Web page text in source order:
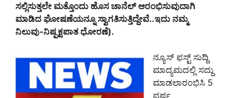
ಸಲ್ಲಿಸುತ್ತಲೇ ಮತ್ತೊಂದು ಹೊಸ ಚಾನೆಲ್‌ ಆರಂಭಿಸುವುದಾಗಿ
ಮಾಡಿದ ಘೋಷಣೆಯನ್ನೂ ಸ್ವಾಗತಿಸುತ್ತಿದ್ದೇವೆ..ಇದು ನಮ್ಮ
ನಿಲುವು-ನಿಷ್ಪಕ್ಷಪಾತ ಧೋರಣೆ).
ನ್ಯೂಸ್‌ ಫಸ್ಟ್‌ ಸುದ್ದಿ
ಮಾದ್ಯಮದಲ್ಲಿ ಸದ್ದು
ಮಾಡಲಾರಂಭಿಸಿ 5
ವರ್ಷ